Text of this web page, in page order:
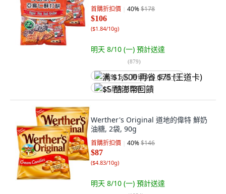
首購折扣價 40%$178
$106
($1.84/10g)
明天 8/10 (一) 預計送達
(879)
满 $1,500 再省 $75 (王道卡)
$5 酷澎幣回饋
Werther's Original 道地的偉特 鮮奶
油糖, 2袋, 90g
首購折扣價 40%$146
$87
($4.83/10g)
明天 8/10 (一) 預計送達